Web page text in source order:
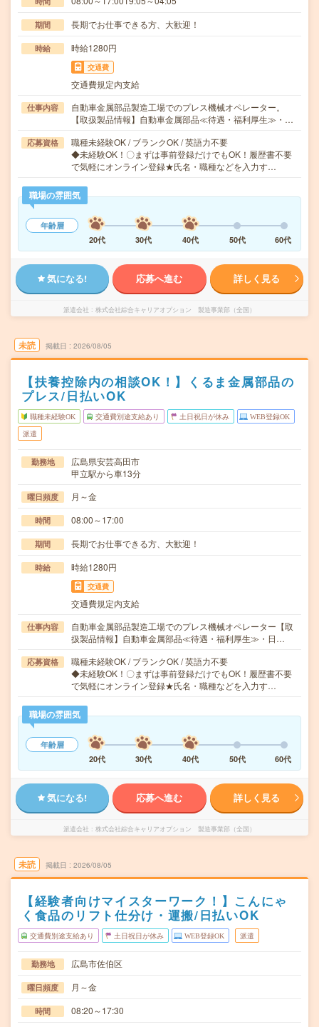
期間 長期でお仕事できる方、大歓迎！
時給 時給1280円
交通費
交通費規定内支給
仕事内容
自動車金属部品製造工場でのプレス機械オペレーター。
【取扱製品情報】自動車金属部品≪待遇・福利厚生≫・…
応募資格
職種未経験OK / ブランクOK / 英語力不要
◆未経験OK！〇まずは事前登録だけでもOK！履歴書不要
で気軽にオンライン登録★氏名・職種などを入力す…
職場の雰囲気
年齢層
20代
30代 40代 50代 60代
気になる! 応募へ進む 詳しく見る
派遣会社 株式会社綜合キャリアオプション 製造事業部（全国）
未読 掲載日 2026/08/05
【扶養控除内の相談OK！】くるま金属部品の
プレス/日払いOK
職種未経験OK 交通費別途支給あり 土日祝日が休み WEB登録OK
派遣
勤務地
広島県安芸高田市
甲立駅から車13分
曜日頻度 月～金
時間 08:00～17:00
期間 長期でお仕事できる方、大歓迎！
時給 時給1280円
交通費
交通費規定内支給
仕事内容
自動車金属部品製造工場でのプレス機械オペレーター【取
扱製品情報】自動車金属部品≪待遇・福利厚生≫・日…
応募資格
職種未経験OK / ブランクOK / 英語力不要
◆未経験OK！〇まずは事前登録だけでもOK！履歴書不要
で気軽にオンライン登録★氏名・職種などを入力す…
職場の雰囲気
年齢層
20代
30代 40代 50代 60代
気になる! 応募へ進む 詳しく見る
派遣会社 株式会社綜合キャリアオプション 製造事業部（全国）
未読 掲載日 2026/08/05
【経験者向けマイスターワーク！】こんにゃ
く食品のリフト仕分け・運搬/日払いOK
交通費別途支給あり 土日祝日が休み WEB登録OK 派遣
勤務地 広島市佐伯区
曜日頻度 月～金
時間 08:20～17:30